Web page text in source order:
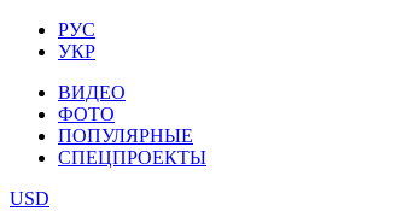
РУС
УКР
ВИДЕО
ФОТО
ПОПУЛЯРНЫЕ
СПЕЦПРОЕКТЫ
USD